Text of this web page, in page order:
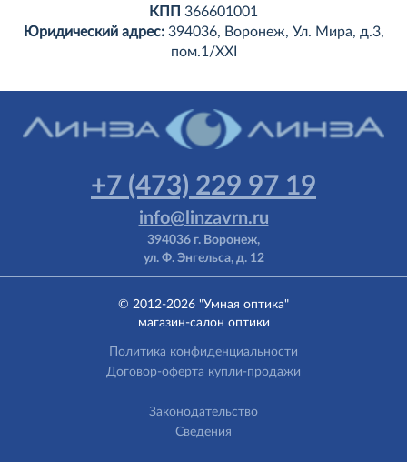
КПП 366601001
Юридический адрес:394036, Воронеж, Ул. Мира, д.3,
пом.1/XXI
+7 (473) 229 97 19
info@linzavrn.ru
394036 г. Воронеж,
ул. Ф. Энгельса, д. 12
© 2012-2026 "Умная оптика"
магазин-салон оптики
Политика конфиденциальности
Договор-оферта купли-продажи
Законодательство
Сведения